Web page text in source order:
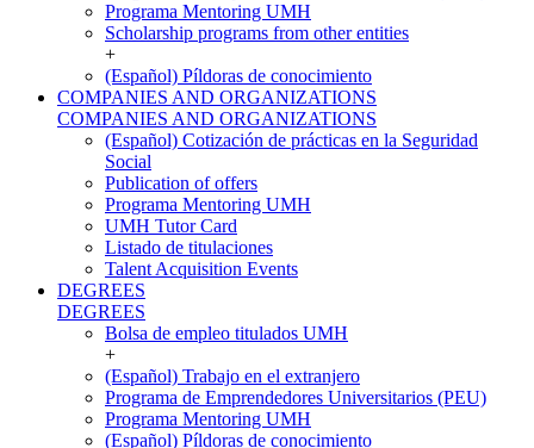
Programa Mentoring UMH
Scholarship programs from other entities
+
(Español) Píldoras de conocimiento
COMPANIES AND ORGANIZATIONS
COMPANIES AND ORGANIZATIONS
(Español) Cotización de prácticas en la Seguridad
Social
Publication of offers
Programa Mentoring UMH
UMH Tutor Card
Listado de titulaciones
Talent Acquisition Events
DEGREES
DEGREES
Bolsa de empleo titulados UMH
+
(Español) Trabajo en el extranjero
Programa de Emprendedores Universitarios (PEU)
Programa Mentoring UMH
(Español) Píldoras de conocimiento